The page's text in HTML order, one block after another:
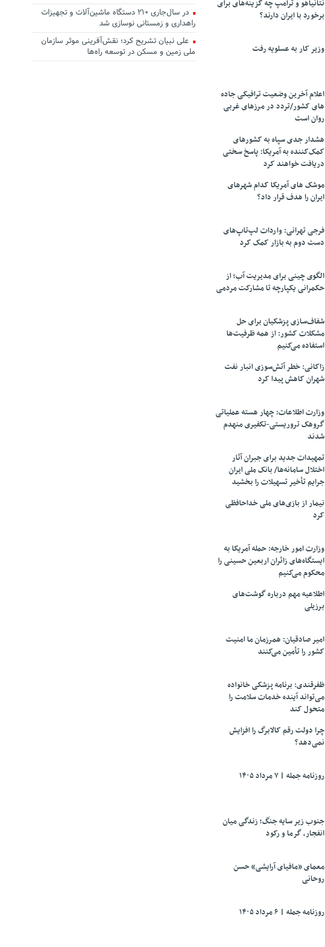
نتانیاهو و ترامپ چه گزینه‌های برای
برخورد با ایران دارند؟
وزیر کار به عسلویه رفت
اعلام آخرین وضعیت ترافیکی جاده
های کشور/تردد در مرزهای غربی
روان است
هشدار جدی سپاه به کشورهای
کمک‌کننده به آمریکا: پاسخ سختی
دریافت خواهند کرد
موشک های آمریکا کدام شهرهای
ایران را هدف قرار داد؟
فرجی تهرانی: واردات لپ‌تاپ‌های
دست دوم به بازار کمک کرد
الگوی چینی برای مدیریت آب؛ از
حکمرانی یکپارچه تا مشارکت مردمی
شفاف‌سازی پزشکیان برای حل
مشکلات کشور: از همه ظرفیت‌ها
استفاده می‌کنیم
زاکانی: خطر آتش‌سوزی انبار نفت
شهران کاهش پیدا کرد
وزارت اطلاعات: چهار هسته‌ عملیاتی
گروهک‌ تروریستی-تکفیری منهدم
شدند
تمهیدات جدید برای جبران آثار
اختلال سامانه‌ها/ بانک ملی ایران
جرایم تأخیر تسهیلات را بخشید
نیمار از بازی‌های ملی خداحافظی
کرد
وزارت امور خارجه: حمله آمریکا به
ایستگاه‌های زائران اربعین حسینی را
محکوم می‌کنیم
اطلاعیه مهم درباره گوشت‌های
برزیلی
امیر صادقیان: همرزمان ما امنیت
کشور را تأمین می‌کنند
ظفرقندی: برنامه پزشکی خانواده
می‌تواند آینده خدمات سلامت را
متحول کند
چرا دولت رقم کالابرگ را افزایش
نمی‌دهد؟
روزنامه جمله | ۷ مرداد ۱۴۰۵
جنوب زیر سایه جنگ؛ زندگی میان
انفجار، گرما و رکود
معمای «مافیای آرایشی» حسن
روحانی
روزنامه جمله | ۶ مرداد ۱۴۰۵
در سال‌جاری ۲۱۰ دستگاه ماشین‌آلات و تجهیزات
راهداری و زمستانی نوسازی شد
علی نبیان تشریح کرد؛ نقش‌آفرینی موثر سازمان
ملی زمین و مسکن در توسعه راه‌ها